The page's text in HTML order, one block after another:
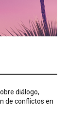
diálogo,
de conflictos en